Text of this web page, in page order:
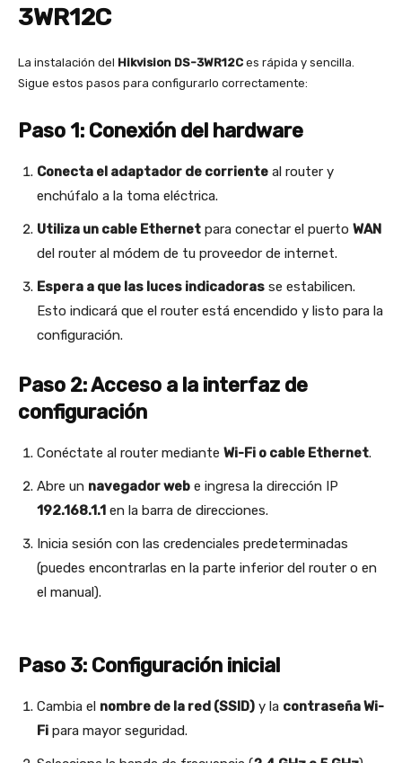
3WR12C
La instalación del Hikvision DS-3WR12C es rápida y sencilla.
Sigue estos pasos para configurarlo correctamente:
Paso 1: Conexión del hardware
Conecta el adaptador de corriente al router y
enchúfalo a la toma eléctrica.
Utiliza un cable Ethernet para conectar el puerto WAN
del router al módem de tu proveedor de internet.
Espera a que las luces indicadoras se estabilicen.
Esto indicará que el router está encendido y listo para la
configuración.
Paso 2: Acceso a la interfaz de
configuración
Conéctate al router mediante Wi-Fi o cable Ethernet.
Abre un navegador web e ingresa la dirección IP
192.168.1.1 en la barra de direcciones.
Inicia sesión con las credenciales predeterminadas
(puedes encontrarlas en la parte inferior del router o en
el manual).
Paso 3: Configuración inicial
Cambia el nombre de la red (SSID) y la contraseña Wi-
Fi para mayor seguridad.